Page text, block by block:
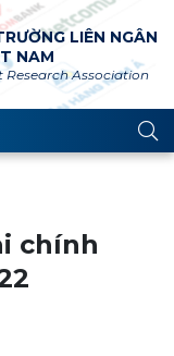
LIÊN NGÂN
NAM
Association
chính